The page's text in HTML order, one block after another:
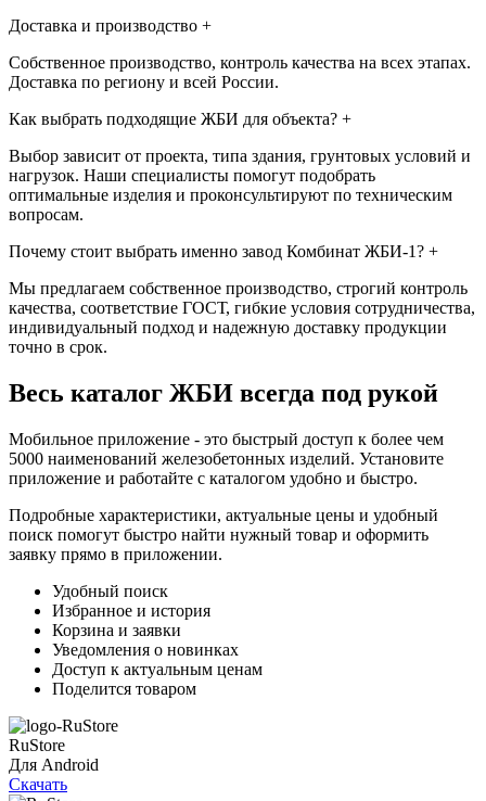
Доставка и производство +
Собственное производство, контроль качества на всех этапах.
Доставка по региону и всей России.
Как выбрать подходящие ЖБИ для объекта? +
Выбор зависит от проекта, типа здания, грунтовых условий и
нагрузок. Наши специалисты помогут подобрать
оптимальные изделия и проконсультируют по техническим
вопросам.
Почему стоит выбрать именно завод Комбинат ЖБИ-1? +
Мы предлагаем собственное производство, строгий контроль
качества, соответствие ГОСТ, гибкие условия сотрудничества,
индивидуальный подход и надежную доставку продукции
точно в срок.
Весь каталог ЖБИ всегда под рукой
Мобильное приложение - это быстрый доступ к более чем
5000 наименований железобетонных изделий. Установите
приложение и работайте с каталогом удобно и быстро.
Подробные характеристики, актуальные цены и удобный
поиск помогут быстро найти нужный товар и оформить
заявку прямо в приложении.
Удобный поиск
Избранное и история
Корзина и заявки
Уведомления о новинках
Доступ к актуальным ценам
Поделится товаром
RuStore
Для Android
Скачать